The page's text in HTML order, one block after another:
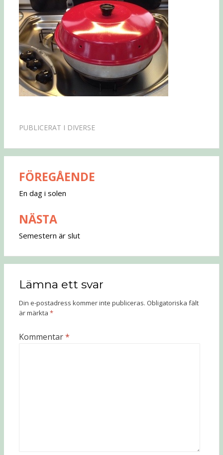
PUBLICERAT I DIVERSE
Inläggsnavigering
FÖREGÅENDE
En dag i solen
NÄSTA
Semestern är slut
Lämna ett svar
Din e-postadress kommer inte publiceras. Obligatoriska fält
är märkta *
Kommentar*